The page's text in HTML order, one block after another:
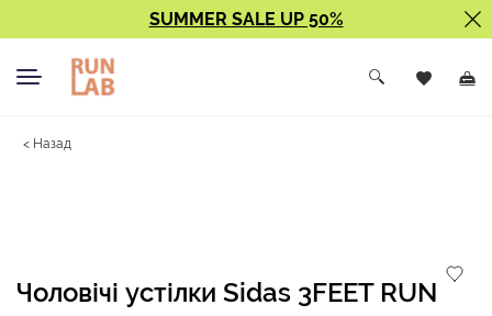
SUMMER SALE UP 50%
< Назад
Чоловічі устілки Sidas 3FEET RUN